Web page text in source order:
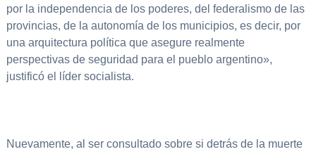
por la independencia de los poderes, del federalismo de las
provincias, de la autonomía de los municipios, es decir, por
una arquitectura política que asegure realmente
perspectivas de seguridad para el pueblo argentino»,
justificó el líder socialista.
Nuevamente, al ser consultado sobre si detrás de la muerte